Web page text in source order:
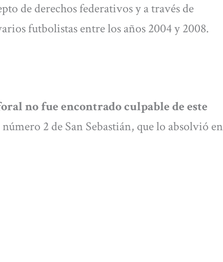
de derechos federativos y a través de
futbolistas entre los años 2004 y 2008.
no fue encontrado culpable de este
2 de San Sebastián, que lo absolvió en